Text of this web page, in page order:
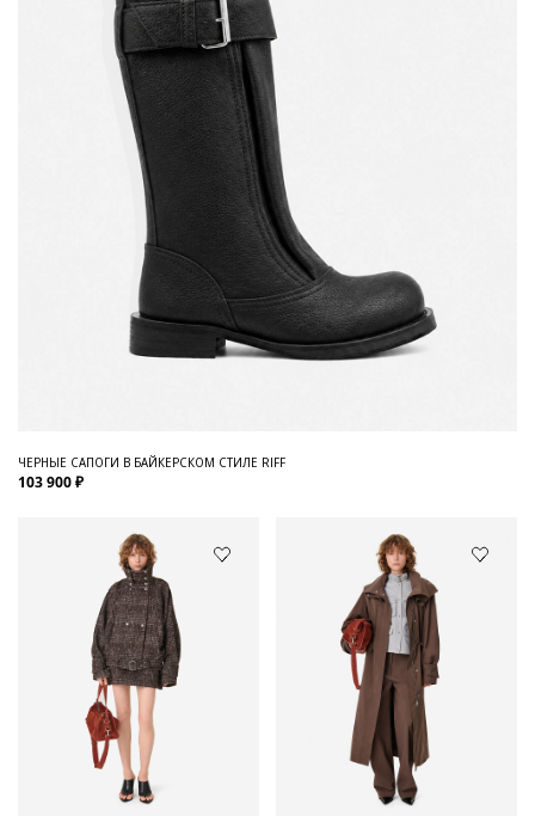
ЧЕРНЫЕ САПОГИ В БАЙКЕРСКОМ СТИЛЕ RIFF
103 900 ₽